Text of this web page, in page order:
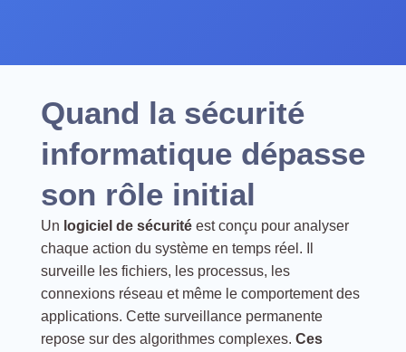
Quand la sécurité
informatique dépasse
son rôle initial
Un logiciel de sécuritéest conçu pour analyser
chaque action du système en temps réel. Il
surveille les fichiers, les processus, les
connexions réseau et même le comportement des
applications. Cette surveillance permanente
repose sur des algorithmes complexes. Ces